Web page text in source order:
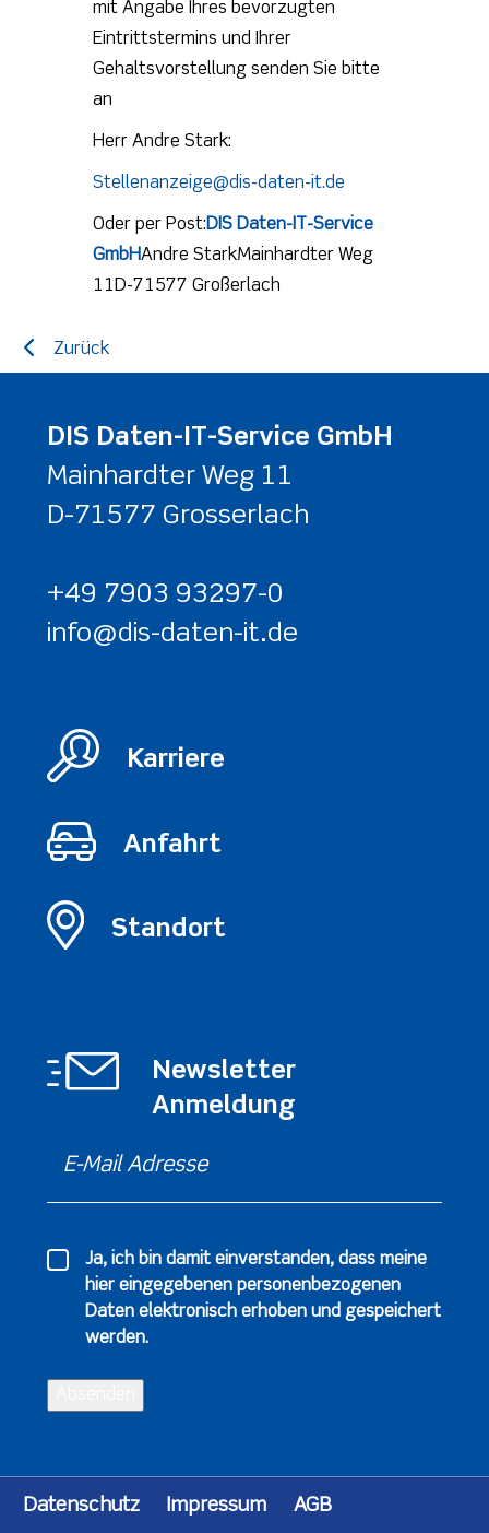
mit Angabe Ihres bevorzugten
Eintrittstermins und Ihrer
Gehaltsvorstellung senden Sie bitte
an
Herr Andre Stark:
Stellenanzeige@dis-daten-it.de
Oder per Post:DIS Daten-IT-Service
GmbHAndre StarkMainhardter Weg
11 D-71577 Großerlach
Zurück
DIS Daten-IT-Service GmbH
Mainhardter Weg 11
D-71577 Grosserlach
+49 7903 93297-0
info@dis-daten-it.de
Karriere
Anfahrt
Standort
Newsletter
Anmeldung
Ja, ich bin damit einverstanden, dass meine
hier eingegebenen personenbezogenen
Datenelektronisch erhoben und gespeichert
werden.
Datenschutz Impressum AGB